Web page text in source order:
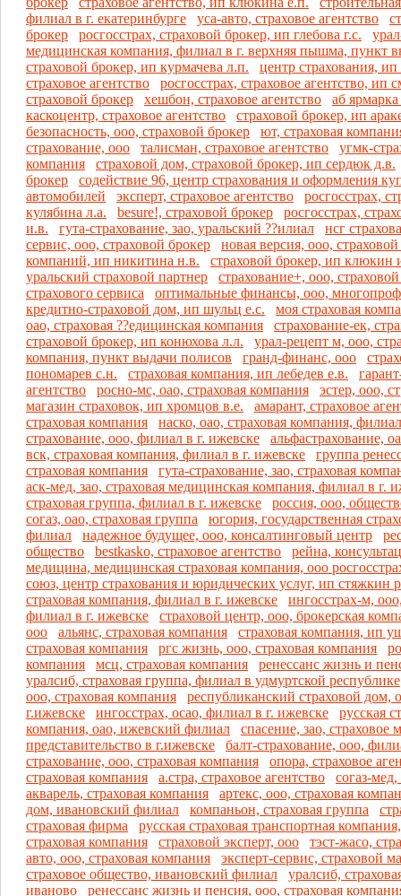
филиал в г. екатеринбурге
уса-авто, страховое агентство
брокер
росгосстрах, страховой брокер, ип глебова г.с.
медицинская компания, филиал в г. верхняя пышма, пункт
страховой брокер, ип курмачева л.п.
центр страхования,
страховое агентство
росгосстрах, страховое агентство, ип
страховой брокер
хешбон, страховое агентство
аб ярмарка
каскоцентр, страховое агентство
страховой брокер, ип
безопасность, ооо, страховой брокер
ют, страховая
страхование, ооо
талисман, страховое агентство
угмк-
компания
страховой дом, страховой брокер, ип сердюк д.в.
брокер
содействие 96, центр страхования и оформления
автомобилей
эксперт, страховое агентство
росгосстрах,
кулябина л.а.
besure!, страховой брокер
росгосстрах,
и.в.
гута-страхование, зао, уральский ??илиал
нсг
сервис, ооо, страховой брокер
новая версия, ооо,
компаний, ип никитина н.в.
страховой брокер, ип клюкин
уральский страховой партнер
страхование+, ооо,
страхового сервиса
оптимальные финансы, ооо,
кредитно-страховой дом, ип шульц е.с.
моя страховая
оао, страховая ??едицинская компания
страхование-ек,
страховой брокер, ип конюхова л.л.
урал-рецепт м, ооо,
компания, пункт выдачи полисов
гранд-финанс, ооо
пономарев с.н.
страховая компания, ип лебедев е.в.
агентство
росно-мс, оао, страховая компания
эстер, ооо,
магазин страховок, ип хромцов в.е.
амарант, страховое
страховая компания
наско, оао, страховая компания,
страхование, ооо, филиал в г. ижевске
альфастрахование,
вск, страховая компания, филиал в г. ижевске
группа
страховая компания
гута-страхование, зао, страховая
аск-мед, зао, страховая медицинская компания, филиал в г.
страховая группа, филиал в г. ижевске
россия, ооо,
согаз, оао, страховая группа
югория, государственная
филиал
надежное будущее, ооо, консалтинговый центр
общество
bestkasko, страховое агентство
рейна,
медицина, медицинская страховая компания, ооо
союз, центр страхования и юридических услуг, ип стяжкин
страховая компания, филиал в г. ижевске
ингосстрах-м,
филиал в г. ижевске
страховой центр, ооо, брокерская
ооо
альянс, страховая компания
страховая компания, ип
страховая компания
ргс жизнь, ооо, страховая компания
компания
мсц, страховая компания
ренессанс жизнь и
уралсиб, страховая группа, филиал в удмуртской республике
ооо, страховая компания
республиканский страховой дом,
г.ижевске
ингосстрах, осао, филиал в г. ижевске
русская
компания, оао, ижевский филиал
спасение, зао, страховое
представительство в г.ижевске
балт-страхование, ооо,
страхование, ооо, страховая компания
опора, страховое
страховая компания
а.стра, страховое агентство
согаз-
акварель, страховая компания
артекс, ооо, страховая
дом, ивановский филиал
компаньон, страховая группа
страховая фирма
русская страховая транспортная
страховая компания
страховой эксперт, ооо
тэст-жасо,
авто, ооо, страховая компания
эксперт-сервис, страховой
страховое общество, ивановский филиал
уралсиб,
иваново
ренессанс жизнь и пенсия, ооо, страховая